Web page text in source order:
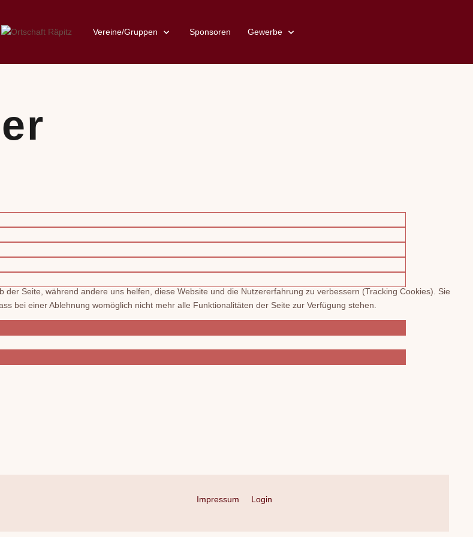
Vereine/Gruppen Sponsoren Gewerbe
Impressum Login
Seite, während andere uns helfen, diese Website und die Nutzererfahrung zu verbessern (Tracking Cookies). Sie
bei einer Ablehnung womöglich nicht mehr alle Funktionalitäten der Seite zur Verfügung stehen.